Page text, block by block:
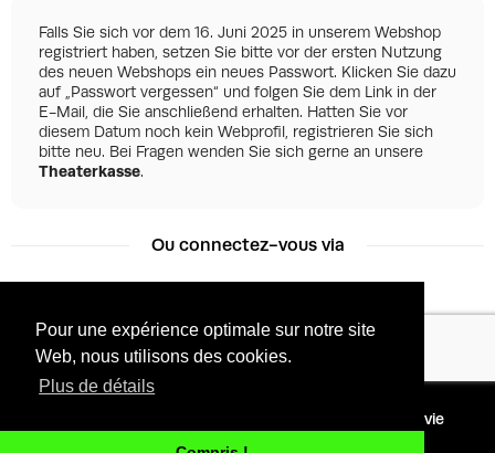
Pour une expérience optimale sur notre site
Web, nous utilisons des cookies.
Plus de détails
Falls Sie sich vor dem 16. Juni 2025 in unserem Webshop
registriert haben, setzen Sie bitte vor der ersten Nutzung
des neuen Webshops ein neues Passwort. Klicken Sie dazu
auf „Passwort vergessen“ und folgen Sie dem Link in der
E-Mail, die Sie anschließend erhalten. Hatten Sie vor
diesem Datum noch kein Webprofil, registrieren Sie sich
bitte neu. Bei Fragen wenden Sie sich gerne an unsere
Theaterkasse.
Ou connectez-vous via
Facebook
Tixly
Protection de la vie